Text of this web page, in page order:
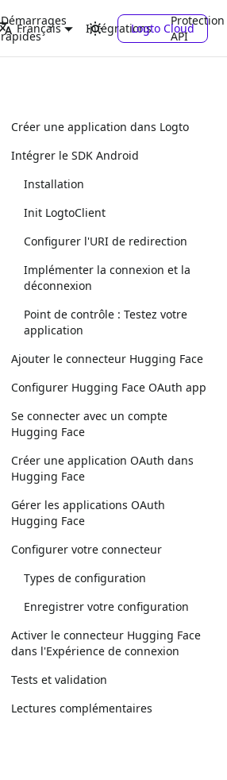
Démarrages
rapides
Intégrations
Protection
API
Français Logto Cloud
Créer une application dans Logto
Intégrer le SDK Android
Installation
Init LogtoClient
Configurer l'URI de redirection
Implémenter la connexion et la
déconnexion
Point de contrôle : Testez votre
application
Ajouter le connecteur Hugging Face
Configurer Hugging Face OAuth app
Se connecter avec un compte
Hugging Face
Créer une application OAuth dans
Hugging Face
Gérer les applications OAuth
Hugging Face
Configurer votre connecteur
Types de configuration
Enregistrer votre configuration
Activer le connecteur Hugging Face
dans l'Expérience de connexion
Tests et validation
Lectures complémentaires